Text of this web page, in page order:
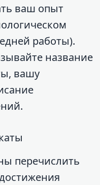
ваш опыт
работы).
название
вашу
перечислить